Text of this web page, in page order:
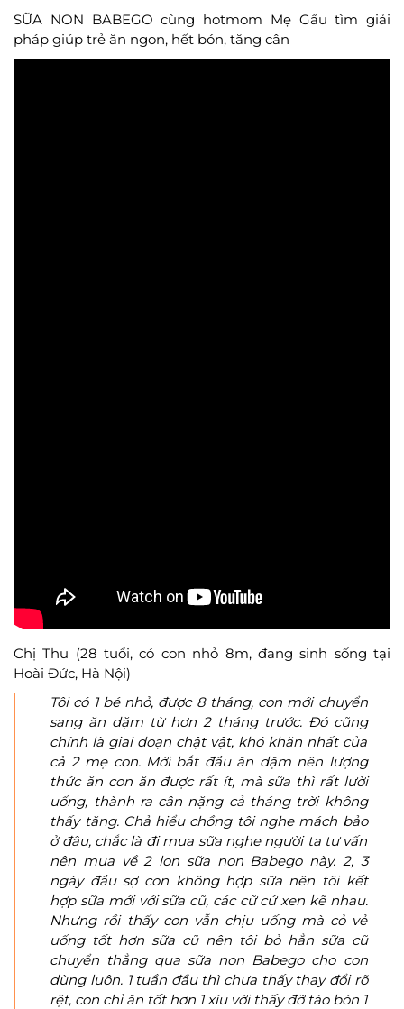
SỮA NON BABEGO cùng hotmom Mẹ Gấu tìm giải
pháp giúp trẻ ăn ngon, hết bón, tăng cân
Chị Thu (28 tuổi, có con nhỏ 8m, đang sinh sống tại
Hoài Đức, Hà Nội)
Tôi có 1 bé nhỏ, được 8 tháng, con mới chuyển
sang ăn dặm từ hơn 2 tháng trước. Đó cũng
chính là giai đoạn chật vật, khó khăn nhất của
cả 2 mẹ con. Mới bắt đầu ăn dặm nên lượng
thức ăn con ăn được rất ít, mà sữa thì rất lười
uống, thành ra cân nặng cả tháng trời không
thấy tăng. Chả hiểu chồng tôi nghe mách bảo
ở đâu, chắc là đi mua sữa nghe người ta tư vấn
nên mua về 2 lon sữa non Babego này. 2, 3
ngày đầu sợ con không hợp sữa nên tôi kết
hợp sữa mới với sữa cũ, các cữ cứ xen kẽ nhau.
Nhưng rồi thấy con vẫn chịu uống mà cỏ vẻ
uống tốt hơn sữa cũ nên tôi bỏ hẳn sữa cũ
chuyển thẳng qua sữa non Babego cho con
dùng luôn. 1 tuần đầu thì chưa thấy thay đổi rõ
rệt, con chỉ ăn tốt hơn 1 xíu với thấy đỡ táo bón 1